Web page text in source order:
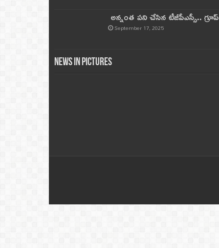
అన్నంత పని చేసిన టీజీపీఎస్సీ..
September 17, 2025
News in Pictures